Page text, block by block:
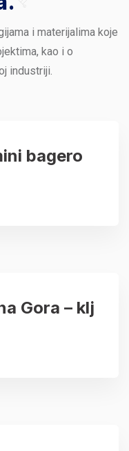
i materijalima koje
kao i o
industriji.
bagero
Gora – klj